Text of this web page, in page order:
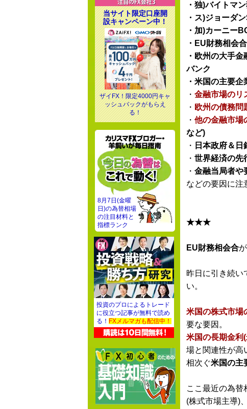
・独)バイトマ
・ス)ジョーダ
・加)カーニー
・EU財務相会合
・欧州の大手
バンク
・米国の主要
・ 金融市場のリ
・ 欧州の債務問
・ 他の金融市場
など)
・ 日本政府＆
・ 世界経済の先
・ 金融当局者や
などの要因に注
★★★
EU財務相会合
昨日に引き続い
い。
米国の株式市場
要な要因。
米国の長期金利
場と関連性が高
相次ぐ米国の主
ここ最近の為替
(株式市場主導)
当サイト限定口座開
設キャンペーン中！
ザイFX！限定4000円キャ
ッシュバックがもらえ
る！
8月7日(金曜
日)の為替相場
の注目材料と
指標ランク
投資のプロによるトレード
に役立つ記事が無料で読め
る！ FXメルマガも配信中！